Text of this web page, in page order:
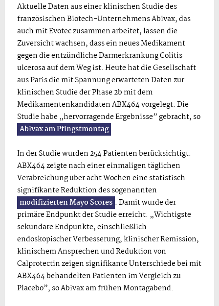
Aktuelle Daten aus einer klinischen Studie des
französischen Biotech-Unternehmens Abivax, das
auch mit Evotec zusammen arbeitet, lassen die
Zuversicht wachsen, dass ein neues Medikament
gegen die entzündliche Darmerkrankung Colitis
ulcerosa auf dem Weg ist. Heute hat die Gesellschaft
aus Paris die mit Spannung erwarteten Daten zur
klinischen Studie der Phase 2b mit dem
Medikamentenkandidaten ABX464 vorgelegt. Die
Studie habe „hervorragende Ergebnisse” gebracht, so
Abivax am Pfingstmontag .
In der Studie wurden 254 Patienten berücksichtigt.
ABX464 zeigte nach einer einmaligen täglichen
Verabreichung über acht Wochen eine statistisch
signifikante Reduktion des sogenannten
modifizierten Mayo Scores . Damit wurde der
primäre Endpunkt der Studie erreicht. „Wichtigste
sekundäre Endpunkte, einschließlich
endoskopischer Verbesserung, klinischer Remission,
klinischem Ansprechen und Reduktion von
Calprotectin zeigen signifikante Unterschiede bei mit
ABX464 behandelten Patienten im Vergleich zu
Placebo”, so Abivax am frühen Montagabend.